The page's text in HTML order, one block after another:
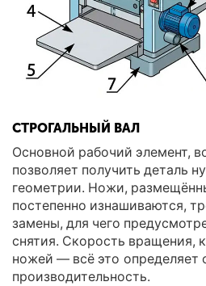
СТРОГАЛЬНЫЙ ВАЛ
Основной рабочий элемент,
позволяет получить деталь
геометрии. Ножи,
постепенно изнашиваются,
замены, для чего
снятия. Скорость вращения,
ножей — всё это определяет
производительность.